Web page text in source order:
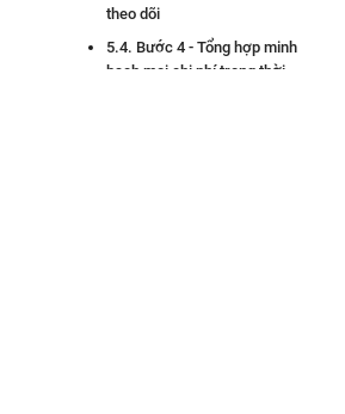
theo dõi
5.4. Bước 4 - Tổng hợp minh
bạch mọi chi phí trong thời